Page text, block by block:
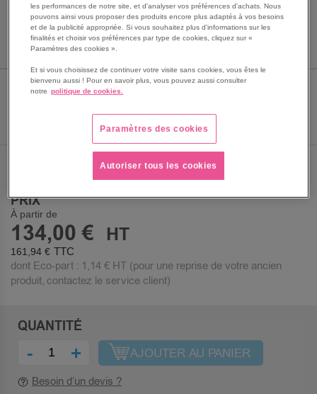
IMAGES
GALLERY
Assise tournante.
Barre repose-pieds incluse.
Voir le descriptif complet
PIÉTEMENT COLORIS (DÉTAILLÉ)
Livraison 24/48h
PRIX
À partir de
134,00 €
161,94 €
dont Eco-part : 1,14 € HT (pour une reprise de votre ancien
produit, contactez le service client)
QUANTITÉ
- + AJOUTER AU PANIER
Besoin d’un devis ?
les performances de notre site, et d'analyser vos préférences d'achats. Nous
pouvons ainsi vous proposer des produits encore plus adaptés à vos besoins
et de la publicité appropriée. Si vous souhaitez plus d'informations sur les
finalités et choisir vos préférences par type de cookies, cliquez sur «
Paramètres des cookies ».
Et si vous choisissez de continuer votre visite sans cookies, vous êtes le
bienvenu aussi ! Pour en savoir plus, vous pouvez aussi consulter
notre politique de cookies.
Paramètres des cookies
Autoriser tous les cookies